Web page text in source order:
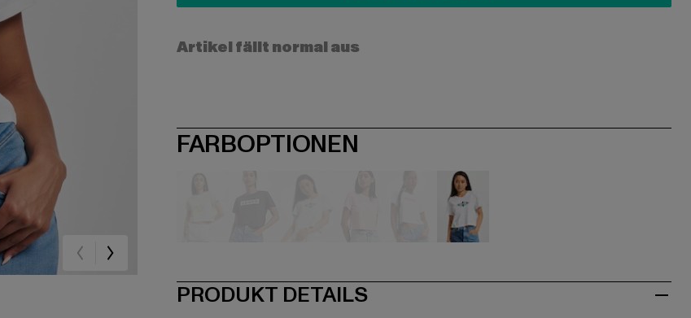
Artikel fällt normal aus
FARBOPTIONEN
PRODUKT DETAILS